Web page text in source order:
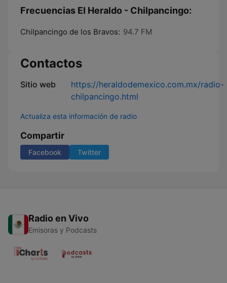
Frecuencias El Heraldo - Chilpancingo:
Chilpancingo de los Bravos: 94.7 FM
Contactos
Sitio web
https://heraldodemexico.com.mx/radio-
chilpancingo.html
Actualiza esta información de radio
Compartir
Facebook Twitter
Radio en Vivo
Emisoras y Podcasts